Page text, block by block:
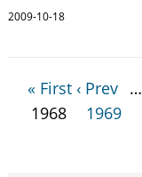
2009-10-18
« First ‹ Prev …
1968
1969